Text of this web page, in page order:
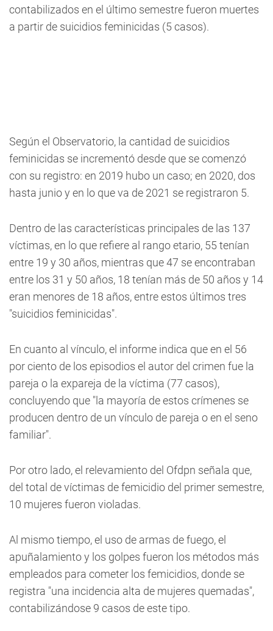
contabilizados en el último semestre fueron muertes
a partir de suicidios feminicidas (5 casos).
Según el Observatorio, la cantidad de suicidios
feminicidas se incrementó desde que se comenzó
con su registro: en 2019 hubo un caso; en 2020, dos
hasta junio y en lo que va de 2021 se registraron 5.
Dentro de las características principales de las 137
víctimas, en lo que refiere al rango etario, 55 tenían
entre 19 y 30 años, mientras que 47 se encontraban
entre los 31 y 50 años, 18 tenían más de 50 años y 14
eran menores de 18 años, entre estos últimos tres
"suicidios feminicidas".
En cuanto al vínculo, el informe indica que en el 56
por ciento de los episodios el autor del crimen fue la
pareja o la expareja de la víctima (77 casos),
concluyendo que "la mayoría de estos crímenes se
producen dentro de un vínculo de pareja o en el seno
familiar".
Por otro lado, el relevamiento del Ofdpn señala que,
del total de víctimas de femicidio del primer semestre,
10 mujeres fueron violadas.
Al mismo tiempo, el uso de armas de fuego, el
apuñalamiento y los golpes fueron los métodos más
empleados para cometer los femicidios, donde se
registra "una incidencia alta de mujeres quemadas",
contabilizándose 9 casos de este tipo.